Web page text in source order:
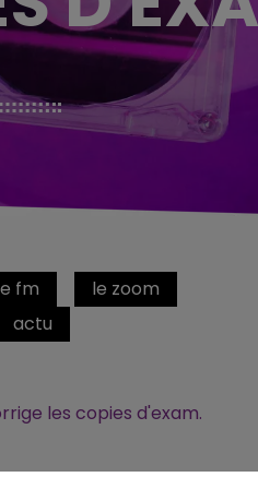
fm
le zoom
actu
les copies d'exam.